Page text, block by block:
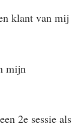
klant van mij
mijn
2e sessie als